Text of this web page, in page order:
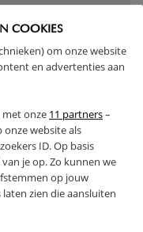
COOKIES
om onze website
en advertenties aan
met onze 11 partners–
website als
ID. Op basis
je op. Zo kunnen we
op jouw
zien die aansluiten